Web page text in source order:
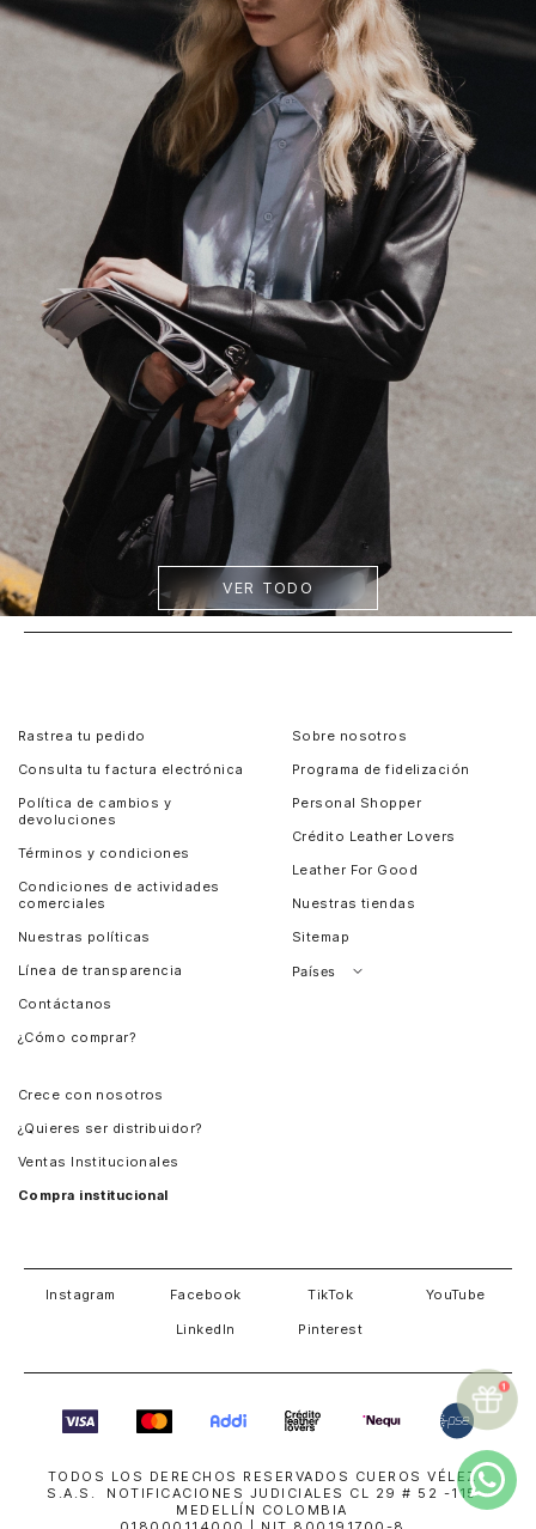
VER TODO
Rastrea tu pedido
Consulta tu factura electrónica
Política de cambios y
devoluciones
Términos y condiciones
Condiciones de actividades
comerciales
Nuestras políticas
Línea de transparencia
Contáctanos
¿Cómo comprar?
Sobre nosotros
Programa de fidelización
Personal Shopper
Crédito Leather Lovers
Leather For Good
Nuestras tiendas
Sitemap
Países
Crece con nosotros
¿Quieres ser distribuidor?
Ventas Institucionales
Compra institucional
Instagram Facebook TikTok YouTube
LinkedIn Pinterest
TODOS LOS DERECHOS RESERVADOS CUEROS VÉLEZ
S.A.S. NOTIFICACIONES JUDICIALES CL 29 # 52 -115
MEDELLÍN COLOMBIA